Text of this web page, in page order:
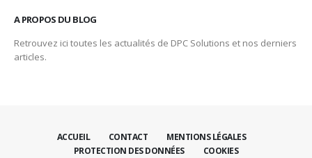
A PROPOS DU BLOG
Retrouvez ici toutes les actualités de DPC Solutions et nos derniers
articles.
ACCUEIL CONTACT
MENTIONS LÉGALES
PROTECTION DES DONNÉES
COOKIES